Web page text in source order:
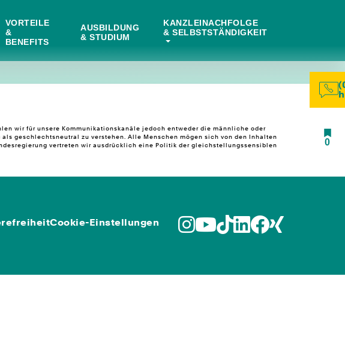
VORTEILE
&
BENEFITS
AUSBILDUNG
& STUDIUM
KANZLEINACHFOLGE
& SELBSTSTÄNDIGKEIT
0
wir für unsere Kommunikationskanäle jedoch entweder die männliche oder
geschlechtsneutral zu verstehen. Alle Menschen mögen sich von den Inhalten
vertreten wir ausdrücklich eine Politik der gleichstellungssensiblen
Cookie-Einstellungen